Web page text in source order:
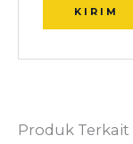
Produk Terkait